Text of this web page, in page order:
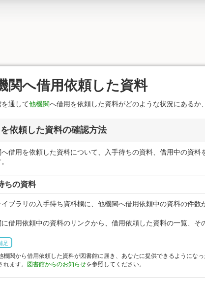
関へ借用依頼した資料
通して他機関へ借用を依頼した資料がどのような状況にある
依頼した資料の確認方法
借用を依頼した資料について、入手待ちの資料、借用中の資
ちの資料
イブラリの入手待ち資料欄に、他機関へ借用依頼中の資料の件数
借用依頼中の資料のリンクから、借用依頼した資料の一覧、そ
足
機関から借用依頼した資料が図書館に届き、あなたに提供できるようにな
れます。
図書館からのお知らせを参照してください。